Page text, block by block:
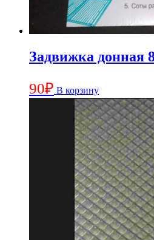
Задвижка донная
90₽ В корзину